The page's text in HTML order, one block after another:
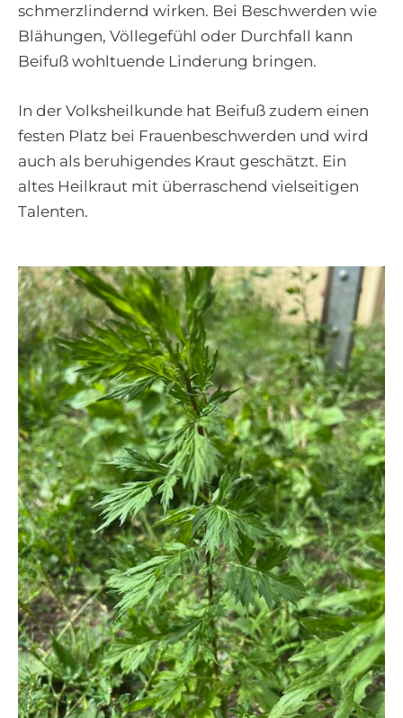
schmerzlindernd wirken. Bei Beschwerden wie
Blähungen, Völlegefühl oder Durchfall kann
Beifuß wohltuende Linderung bringen.
In der Volksheilkunde hat Beifuß zudem einen
festen Platz bei Frauenbeschwerden und wird
auch als beruhigendes Kraut geschätzt. Ein
altes Heilkraut mit überraschend vielseitigen
Talenten.